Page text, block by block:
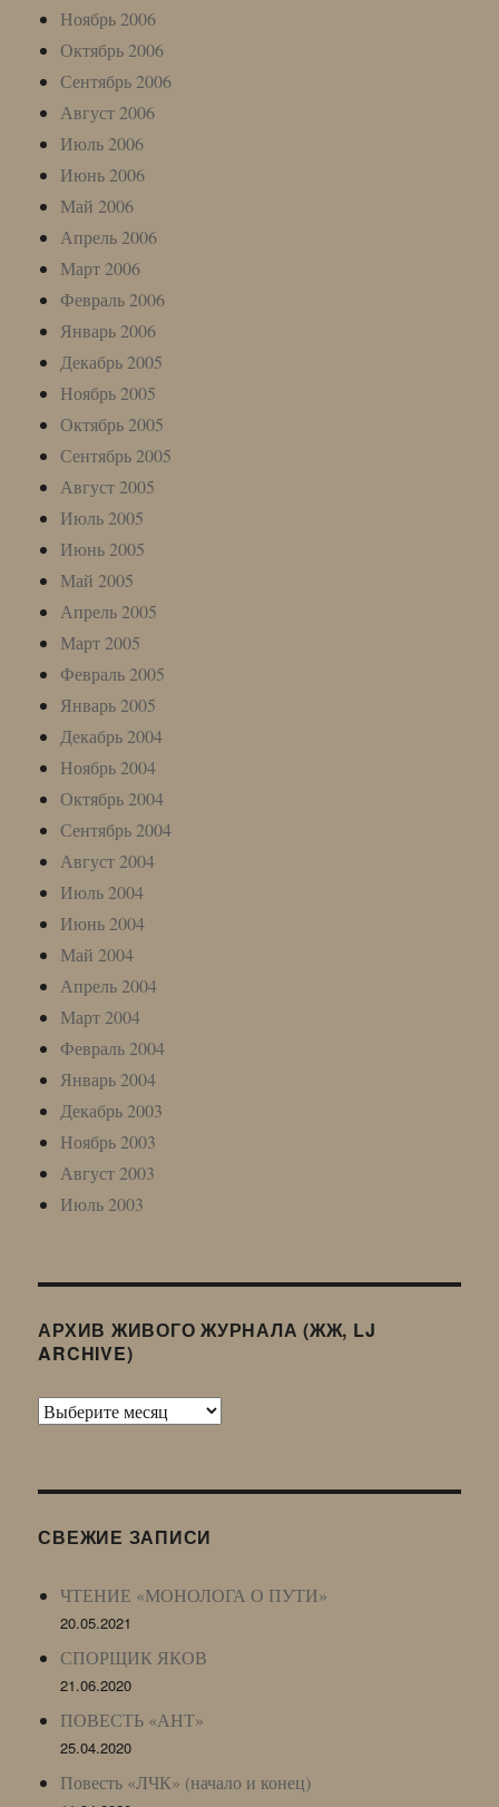
Ноябрь 2006
Октябрь 2006
Сентябрь 2006
Август 2006
Июль 2006
Июнь 2006
Май 2006
Апрель 2006
Март 2006
Февраль 2006
Январь 2006
Декабрь 2005
Ноябрь 2005
Октябрь 2005
Сентябрь 2005
Август 2005
Июль 2005
Июнь 2005
Май 2005
Апрель 2005
Март 2005
Февраль 2005
Январь 2005
Декабрь 2004
Ноябрь 2004
Октябрь 2004
Сентябрь 2004
Август 2004
Июль 2004
Июнь 2004
Май 2004
Апрель 2004
Март 2004
Февраль 2004
Январь 2004
Декабрь 2003
Ноябрь 2003
Август 2003
Июль 2003
АРХИВ ЖИВОГО ЖУРНАЛА (ЖЖ, LJ
ARCHIVE)
Архив
LJ
СВЕЖИЕ ЗАПИСИ
ЧТЕНИЕ «МОНОЛОГА О ПУТИ»
20.05.2021
СПОРЩИК ЯКОВ
21.06.2020
ПОВЕСТЬ «АНТ»
25.04.2020
Повесть «ЛЧК» (начало и конец)